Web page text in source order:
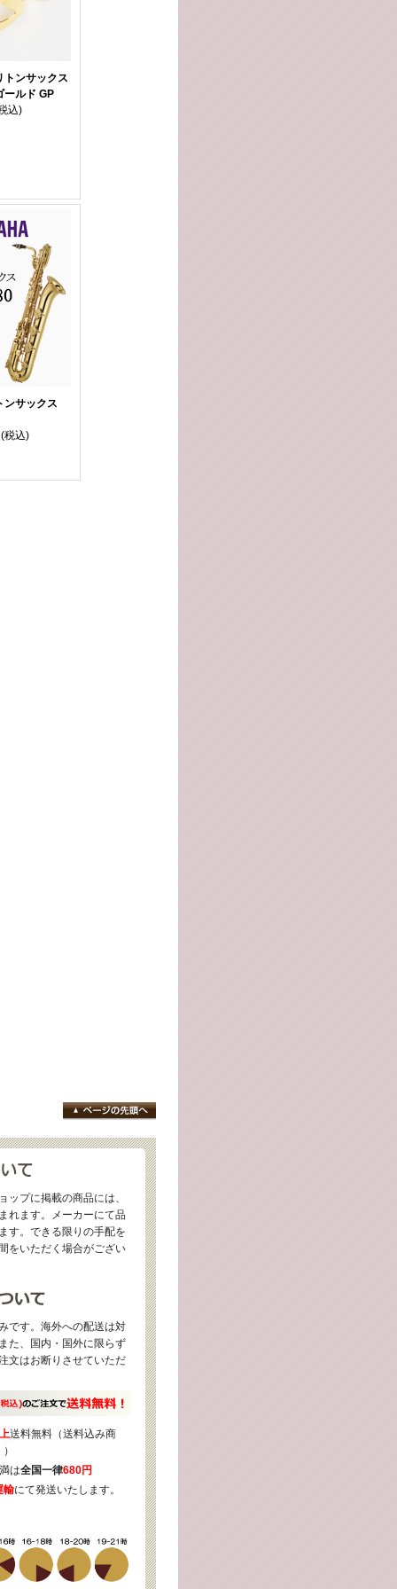
トンサックス
ールド GP
込)
ンサックス
(税込)
ップに掲載の商品には、
れます。メーカーにて品
す。できる限りの手配を
をいただく場合がござい
です。海外への配送は対
た、国内・国外に限らず
文はお断りさせていただ
送料無料（送料込み商
は全国一律680円
輸にて発送いたします。